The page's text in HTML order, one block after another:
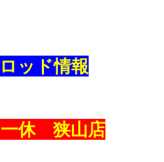
ッド情報
休 狭山店